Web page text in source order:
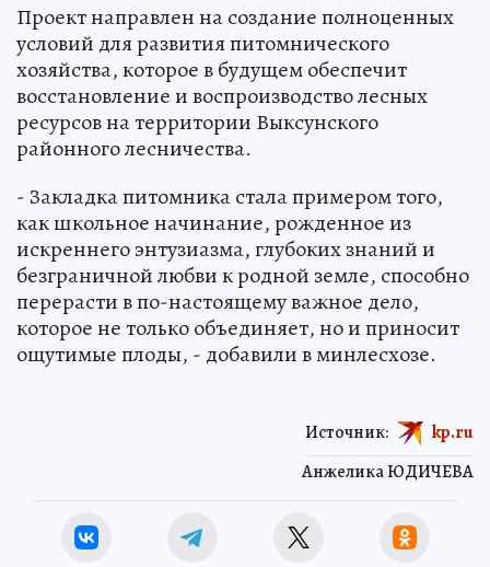
Проект направлен на создание полноценных
условий для развития питомнического
хозяйства, которое в будущем обеспечит
восстановление и воспроизводство лесных
ресурсов на территории Выксунского
районного лесничества.
- Закладка питомника стала примером того,
как школьное начинание, рожденное из
искреннего энтузиазма, глубоких знаний и
безграничной любви к родной земле, способно
перерасти в по-настоящему важное дело,
которое не только объединяет, но и приносит
ощутимые плоды, - добавили в минлесхозе.
Анжелика ЮДИЧЕВА
Источник: kp.ru